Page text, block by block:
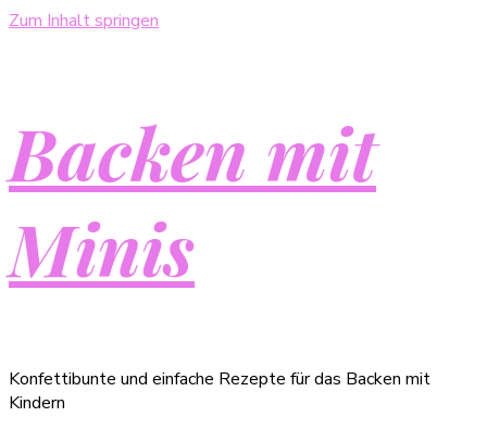
Zum Inhalt springen
Backen mit
Minis
Konfettibunte und einfache Rezepte für das Backen mit
Kindern